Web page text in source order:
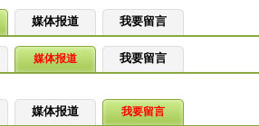
媒体报道 我要留言
媒体报道 我要留言
媒体报道 我要留言